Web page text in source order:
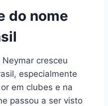
do nome
cresceu
especialmente
em clubes e na
passou a ser visto